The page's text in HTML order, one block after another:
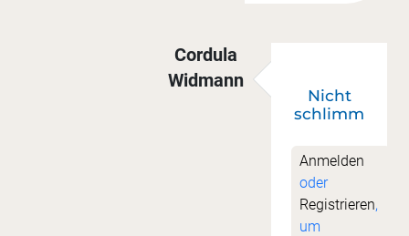
Cordula
Widmann
Asche auf mein
Nicht
schlimm
Anmelden
oder
Registrieren,
um